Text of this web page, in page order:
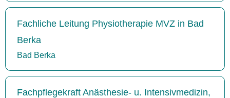
Fachliche Leitung Physiotherapie MVZ in Bad
Berka
Bad Berka
Fachpflegekraft Anästhesie- u. Intensivmedizin,